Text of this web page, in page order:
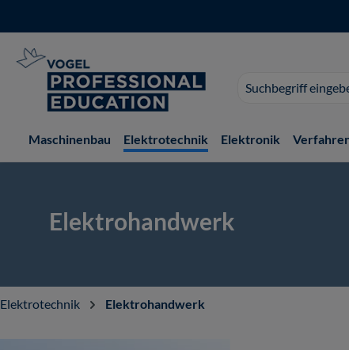
Suchvorschläge
erscheinen
der
Maschinenbau Elektrotechnik Elektronik
Elektrohandwerk
Elektrotechnik Elektrohandwerk